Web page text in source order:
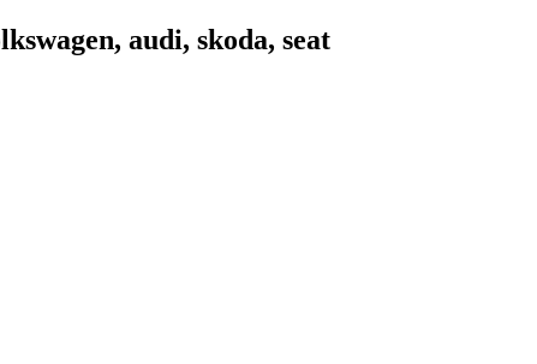
audi, skoda, seat